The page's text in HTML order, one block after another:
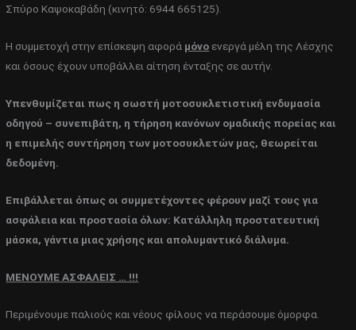
Σπύρο Καψοκαβάδη (κινητό: 6944 665125).
Η συμμετοχή στην επίσκεψη αφορά μόνο ενεργά μέλη της Λέσχης
και όσους έχουν υποβάλλει αίτηση ένταξης σε αυτήν.
Υπενθυμίζεται πως η σωστή μοτοσυκλετιστική ενδυμασία
οδηγού – συνεπιβάτη, η τήρηση κανόνων ομαδικής πορείας και
η επιμελής συντήρηση των μοτοσυκλετών μας, θεωρείται
δεδομένη.
Επιβάλλεται όπως οι συμμετέχοντες φέρουν μαζί τους για
ασφάλεια και προστασία όλων: Κατάλληλη προστατευτική
μάσκα, γάντια μιας χρήσης και απολυμαντικό διάλυμα.
ΜΕΝΟΥΜΕ ΑΣΦΑΛΕΙΣ … !!!
Περιμένουμε παλιούς και νέους φίλους να περάσουμε όμορφα.